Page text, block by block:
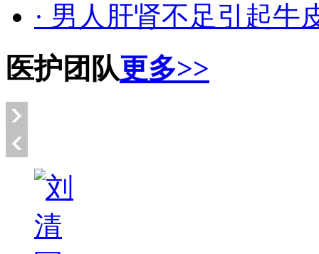
· 男人肝肾不足引起牛
医护团队更多>>